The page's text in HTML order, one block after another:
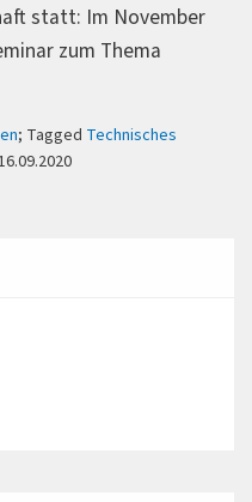
statt: Im November
zum Thema
; Tagged Technisches